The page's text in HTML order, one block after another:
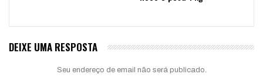
DEIXE UMA RESPOSTA
Seu endereço de email não será publicado.